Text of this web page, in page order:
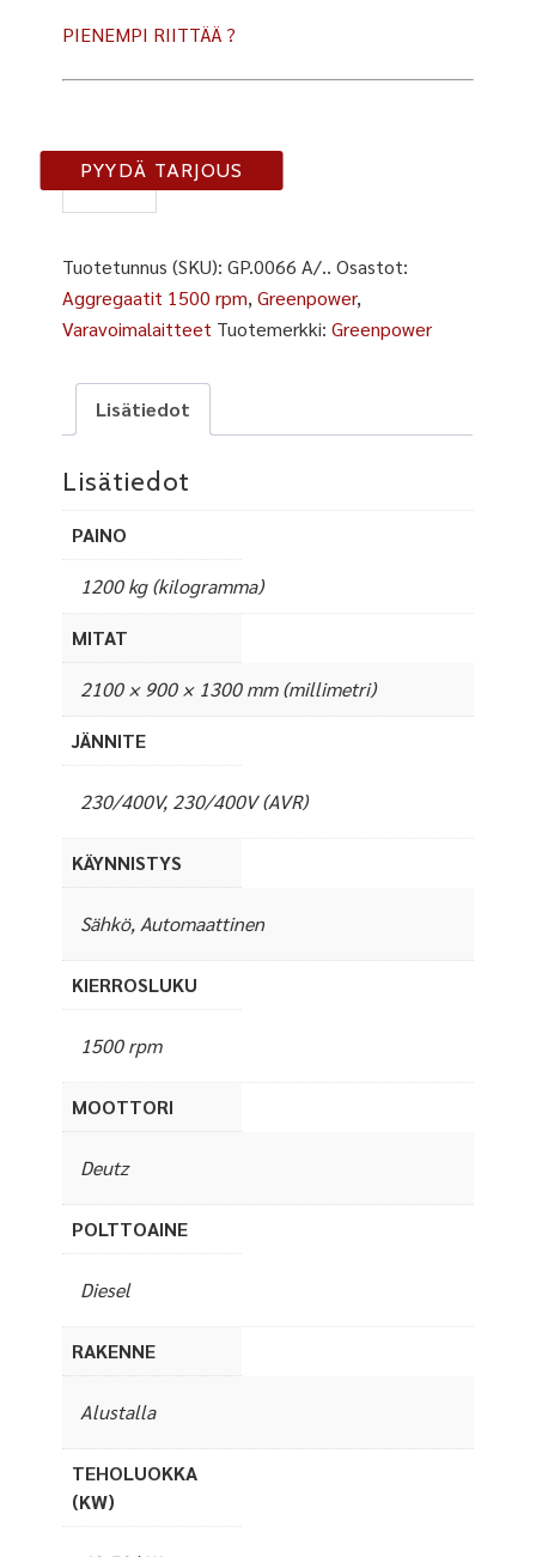
PIENEMPI RIITTÄÄ ?
GP66
A/..
PYYDÄ TARJOUS
Tuotetunnus (SKU):GP.0066 A/.. Osastot:
Aggregaatit 1500 rpm,Greenpower,
Varavoimalaitteet Tuotemerkki:Greenpower
Lisätiedot
Lisätiedot
PAINO
1200 kg (kilogramma)
MITAT
2100 × 900 × 1300 mm (millimetri)
JÄNNITE
230/400V, 230/400V (AVR)
KÄYNNISTYS
Sähkö, Automaattinen
KIERROSLUKU
1500 rpm
MOOTTORI
Deutz
POLTTOAINE
Diesel
RAKENNE
Alustalla
TEHOLUOKKA
(KW)